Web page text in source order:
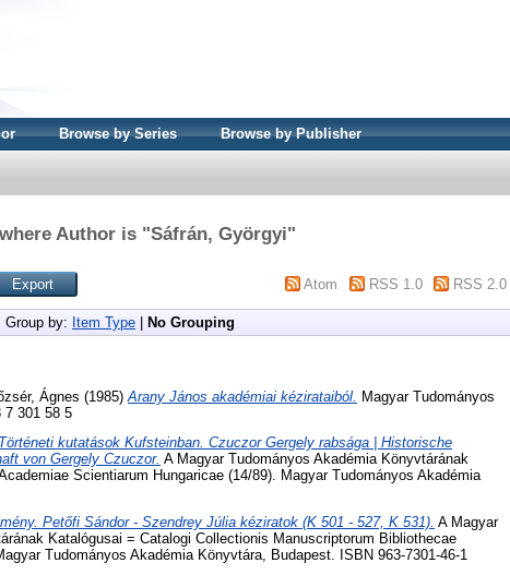
Browse by Series Browse by Publisher
Author is "Sáfrán, Györgyi"
Atom RSS 1.0 RSS 2.0
Group by: Item Type No Grouping
Ágnes (1985) Arany János akadémiai kézirataiból. Magyar Tudományos
7 301 58 5
Történeti kutatások Kufsteinban. Czuczor Gergely rabsága | Historische
von Gergely Czuczor. A Magyar Tudományos Akadémia Könyvtárának
Scientiarum Hungaricae (14/89). Magyar Tudományos Akadémia
Petőfi Sándor - Szendrey Júlia kéziratok (K 501 - 527, K 531). A Magyar
Katalógusai = Catalogi Collectionis Manuscriptorum Bibliothecae
Tudományos Akadémia Könyvtára, Budapest. ISBN 963-7301-46-1